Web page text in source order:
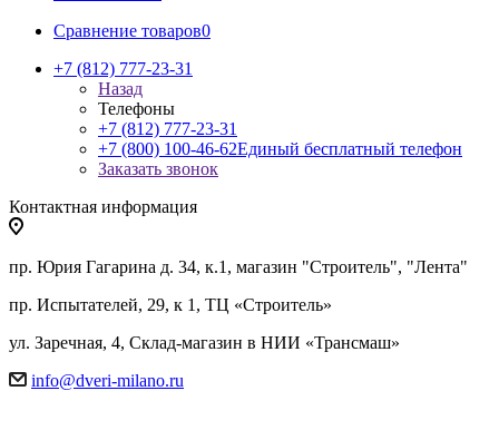
Сравнение товаров0
+7 (812) 777-23-31
Назад
Телефоны
+7 (812) 777-23-31
+7 (800) 100-46-62Единый бесплатный телефон
Заказать звонок
Контактная информация
пр. Юрия Гагарина д. 34, к.1, магазин "Строитель", "Лента"
пр. Испытателей, 29, к 1, ТЦ «Строитель»
ул. Заречная, 4, Склад-магазин в НИИ «Трансмаш»
info@dveri-milano.ru